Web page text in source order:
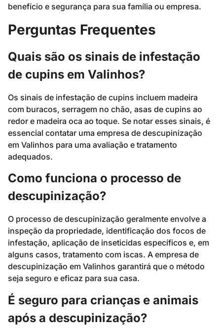
benefício e segurança para sua família ou empresa.
Perguntas Frequentes
Quais são os sinais de infestação
de cupins em Valinhos?
Os sinais de infestação de cupins incluem madeira
com buracos, serragem no chão, asas de cupins ao
redor e madeira oca ao toque. Se notar esses sinais, é
essencial contatar uma empresa de descupinização
em Valinhos para uma avaliação e tratamento
adequados.
Como funciona o processo de
descupinização?
O processo de descupinização geralmente envolve a
inspeção da propriedade, identificação dos focos de
infestação, aplicação de inseticidas específicos e, em
alguns casos, tratamento com iscas. A empresa de
descupinização em Valinhos garantirá que o método
seja seguro e eficaz para sua casa.
É seguro para crianças e animais
após a descupinização?